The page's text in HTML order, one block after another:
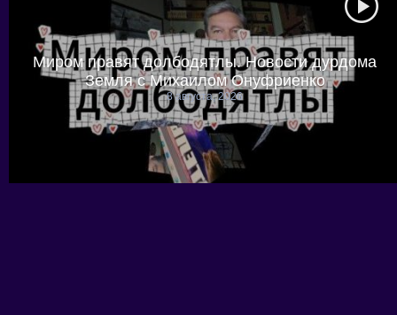
Миром правят долбодятлы. Новости дурдома
Земля с Михаилом Онуфриенко
8 августа, 2026